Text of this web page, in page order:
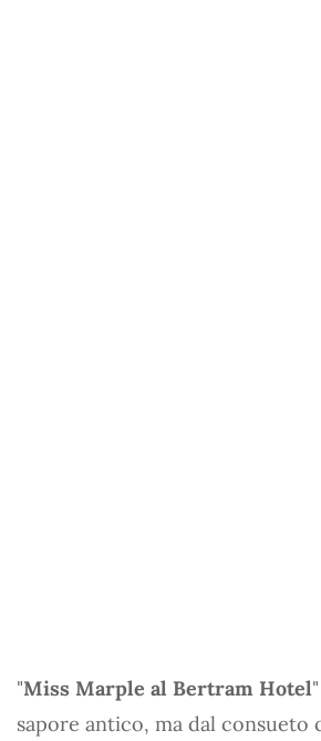
"Miss Marple al Bertram Hotel
sapore antico, ma dal consueto